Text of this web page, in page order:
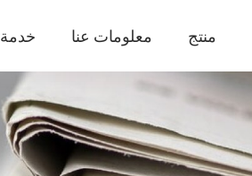
منتج معلومات عنا خدمة